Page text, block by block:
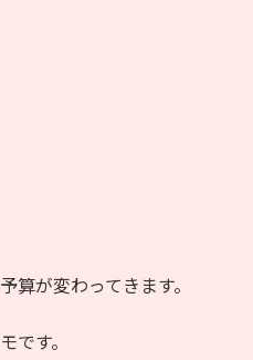
算が変わってきます。
です。